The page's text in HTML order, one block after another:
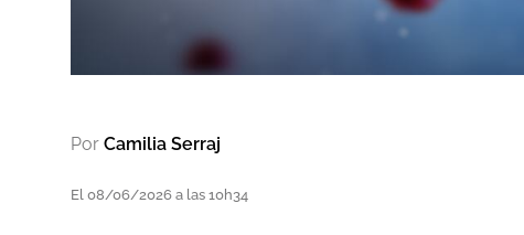
Por Camilia Serraj
El 08/06/2026 a las 10h34